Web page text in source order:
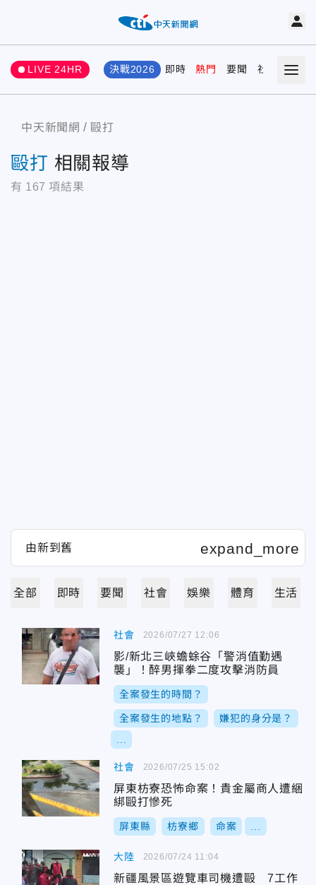
LIVE 24HR 決戰2026 即時 熱門 要聞 社會 娛樂
中天新聞網 毆打
毆打 相關報導
有 167 項結果
全部 即時 要聞 社會 娛樂 體育 生活
社會
影/新北三峽蟾蜍谷「警消值勤遇
襲」！醉男揮拳二度攻擊消防員
全案發生的時間？
全案發生的地點？ 嫌犯的身分是？
2026/07/27 12:06
社會
屏東枋寮恐怖命案！貴金屬商人遭綑
綁毆打慘死
屏東縣 枋寮鄉 命案
2026/07/25 15:02
大陸
新疆風景區遊覽車司機遭毆 7工作
2026/07/24 11:04